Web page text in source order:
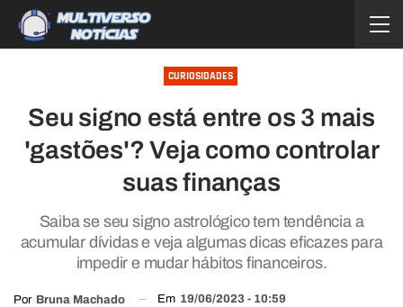
CURIOSIDADES
Seu signo está entre os 3 mais
'gastões'? Veja como controlar
suas finanças
Saiba se seu signo astrológico tem tendência a
acumular dívidas e veja algumas dicas eficazes para
impedir e mudar hábitos financeiros.
Por Bruna Machado Em 19/06/2023 - 10:59